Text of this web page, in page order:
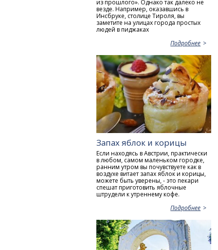
из прошлого». Однако так далеко не
везде. Например, оказавшись в
Инсбруке, столице Тироля, вы
заметите на улицах города простых
людей в пиджаках
Подробнее
Запах яблок и корицы
Если находясь в Австрии, практически
в любом, самом маленьком городке,
ранним утром вы почувствуете как в
воздухе витает запах яблок и корицы,
можете быть уверены, - это пекари
спешат приготовить яблочные
штрудели к утреннему кофе.
Подробнее